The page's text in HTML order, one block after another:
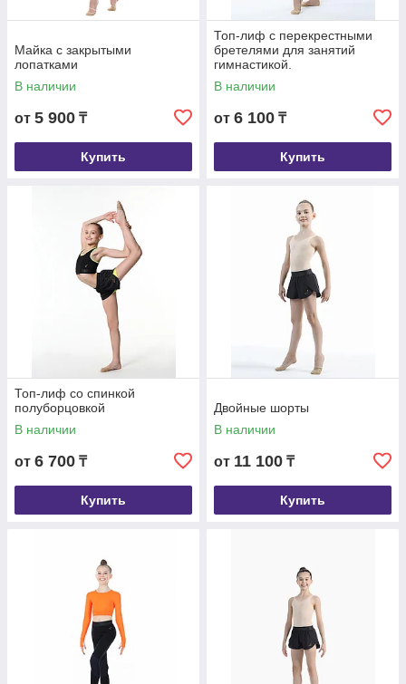
Майка с закрытыми
лопатками
В наличии
от 5 900 ₸
Купить
Топ-лиф с перекрестными
бретелями для занятий
гимнастикой.
В наличии
от 6 100 ₸
Купить
Топ-лиф со спинкой
полуборцовкой
В наличии
от 6 700 ₸
Купить
Двойные шорты
В наличии
от 11 100 ₸
Купить